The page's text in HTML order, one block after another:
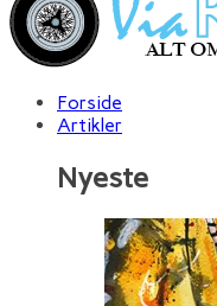
Forside
Artikler
Nyeste